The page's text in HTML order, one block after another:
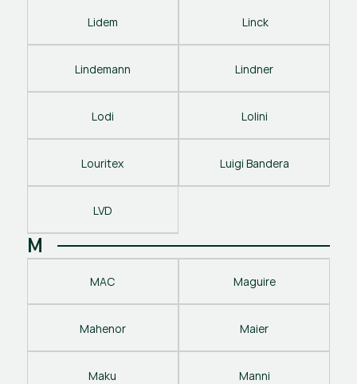
Lidem Linck
Lindemann Lindner
Lodi Lolini
Louritex Luigi Bandera
LVD
M
MAC Maguire
Mahenor Maier
Maku Manni